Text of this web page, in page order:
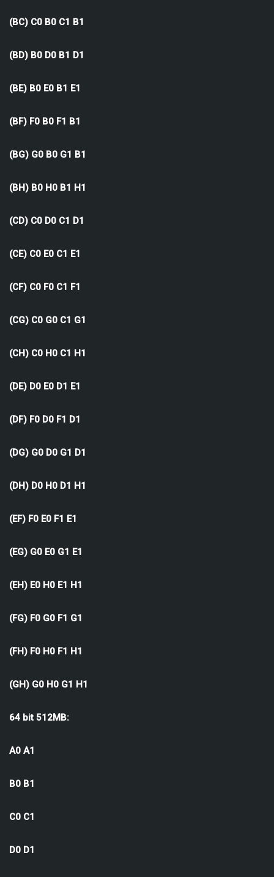
(BC) C0 B0 C1 B1
(BD) B0 D0 B1 D1
(BE) B0 E0 B1 E1
(BF) F0 B0 F1 B1
(BG) G0 B0 G1 B1
(BH) B0 H0 B1 H1
(CD) C0 D0 C1 D1
(CE) C0 E0 C1 E1
(CF) C0 F0 C1 F1
(CG) C0 G0 C1 G1
(CH) C0 H0 C1 H1
(DE) D0 E0 D1 E1
(DF) F0 D0 F1 D1
(DG) G0 D0 G1 D1
(DH) D0 H0 D1 H1
(EF) F0 E0 F1 E1
(EG) G0 E0 G1 E1
(EH) E0 H0 E1 H1
(FG) F0 G0 F1 G1
(FH) F0 H0 F1 H1
(GH) G0 H0 G1 H1
64 bit 512MB:
A0 A1
B0 B1
C0 C1
D0 D1